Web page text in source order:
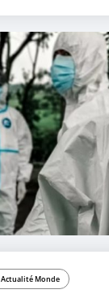
Actualité Monde